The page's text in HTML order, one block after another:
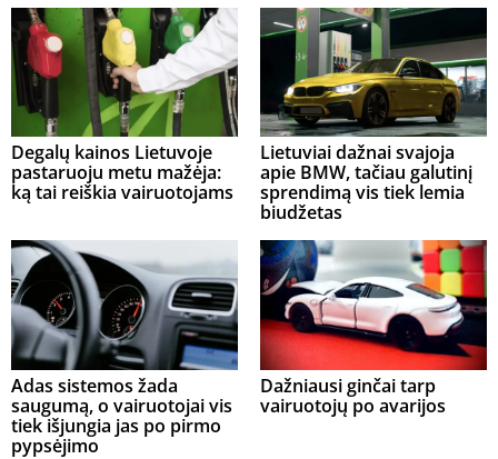
Degalų kainos Lietuvoje
pastaruoju metu mažėja:
ką tai reiškia vairuotojams
Lietuviai dažnai svajoja
apie BMW, tačiau galutinį
sprendimą vis tiek lemia
biudžetas
Adas sistemos žada
saugumą, o vairuotojai vis
tiek išjungia jas po pirmo
pypsėjimo
Dažniausi ginčai tarp
vairuotojų po avarijos